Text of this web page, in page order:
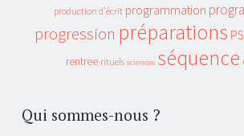
production d'écrit programmation
progression préparations PS
rentree rituels sciences séquence
Qui sommes-nous ?